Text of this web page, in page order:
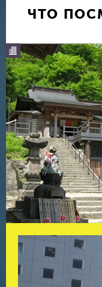
ЧТО